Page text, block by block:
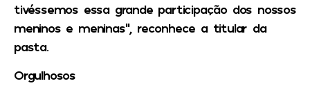
tivéssemos essa grande participação dos nossos
meninos e meninas”, reconhece a titular da
pasta.
Orgulhosos